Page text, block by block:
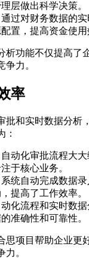
层做出科学决策。
通过对财务数据的
置，提高资金使用
析功能不仅提高了
力。
率
批和实时数据分析
：
自动化审批流程大
于核心业务。
系统自动完成数据
提高了工作效率。
动化流程和实时数
准确性和可靠性。
思项目帮助企业更
。